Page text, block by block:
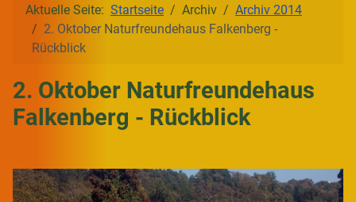
Aktuelle Seite: Startseite Archiv
Archiv 2014
2. Oktober Naturfreundehaus Falkenberg -
Rückblick
2. Oktober Naturfreundehaus
Falkenberg - Rückblick